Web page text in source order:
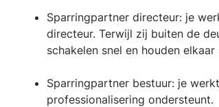
Sparringpartner directeur: je
directeur. Terwijl zij buiten de
schakelen snel en houden elkaar
Sparringpartner bestuur: je
professionalisering ondersteunt.